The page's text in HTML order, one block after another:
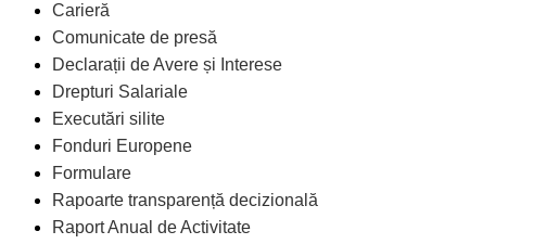
Carieră
Comunicate de presă
Declarații de Avere și Interese
Drepturi Salariale
Executări silite
Fonduri Europene
Formulare
Rapoarte transparență decizională
Raport Anual de Activitate